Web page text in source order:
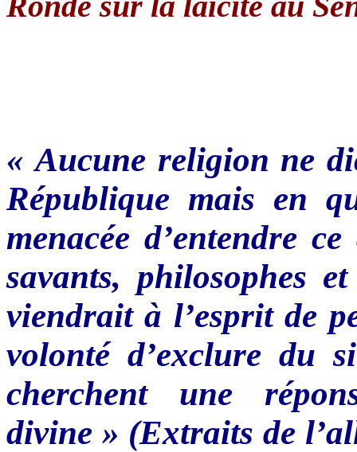
«Aucune religion ne
République mais en
menacée d’entendre ce
savants, philosophes
viendrait à l’espritde
volonté d’exclure du
cherchent
une
divine » (Extraits de